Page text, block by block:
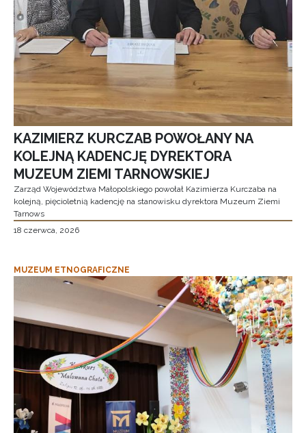
KAZIMIERZ KURCZAB POWOŁANY NA
KOLEJNĄ KADENCJĘ DYREKTORA
MUZEUM ZIEMI TARNOWSKIEJ
Zarząd Województwa Małopolskiego powołał Kazimierza Kurczaba na
kolejną, pięcioletnią kadencję na stanowisku dyrektora Muzeum Ziemi
Tarnows
18 czerwca, 2026
MUZEUM ETNOGRAFICZNE